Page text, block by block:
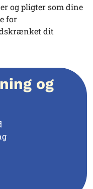
og pligter som dine
for
dit
og